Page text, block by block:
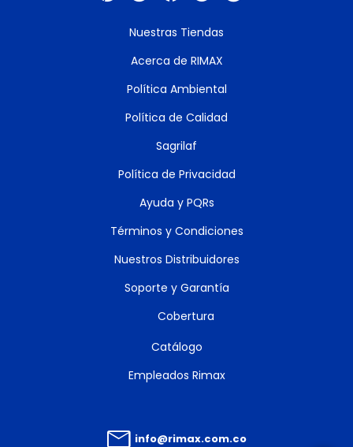
Nuestras Tiendas
Acerca de RIMAX
Política Ambiental
Política de Calidad
Sagrilaf
Política de Privacidad
Ayuda y PQRs
Términos y Condiciones
Nuestros Distribuidores
Soporte y Garantía
Cobertura
Catálogo
Empleados Rimax
info@rimax.com.co